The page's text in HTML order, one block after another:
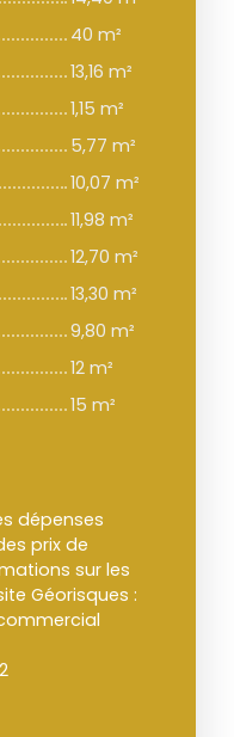
40 m²
13,16 m²
1,15 m²
5,77 m²
10,07 m²
11,98 m²
12,70 m²
13,30 m²
9,80 m²
12 m²
15 m²
dépenses
prix de
sur les
Géorisques :